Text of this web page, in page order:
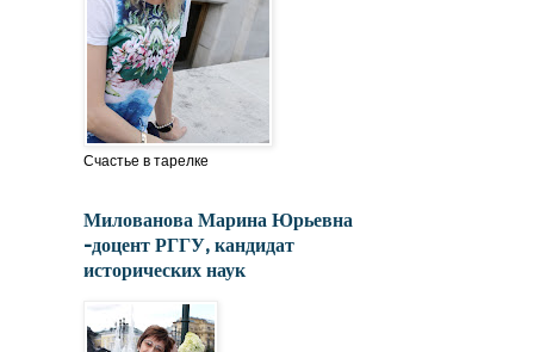
Счастье в тарелке
Милованова Марина Юрьевна
-доцент РГГУ, кандидат
исторических наук